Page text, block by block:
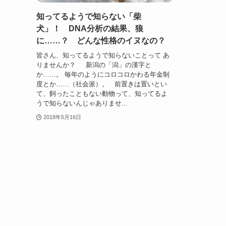
知ってるようで知らない「柴
犬」！ DNA分析の結果、狼
に……？ どんな性格のイヌなの？
皆さん、知ってるようで知らないことって あ
りませんか？ 新潟の「潟」の漢字と
か……。 毎年のようにコロコロかわる年金制
度とか……（社会派）。 前置きは置いとい
て、飼ったこともない動物って、知ってるよ
うで知らないんじゃありませ...
2018年5月16日